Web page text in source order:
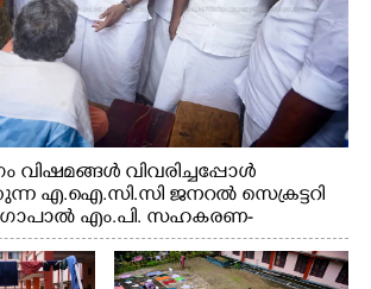
വിഷമങ്ങൾ വിവരിച്ചപ്പോൾ
എ.ഐ.സി.സി ജനറൽ സെക്രട്ടറി
എം.പി. സഹകരണ-
എം. ലിജു, എന്നിവർ